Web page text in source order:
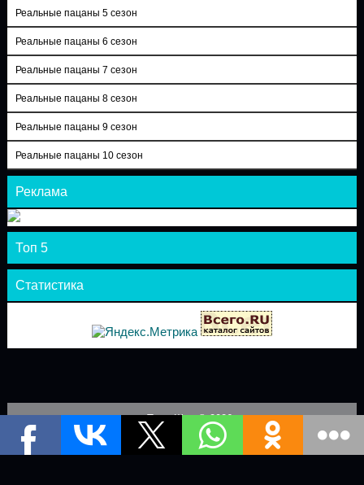
Реальные пацаны 5 сезон
Реальные пацаны 6 сезон
Реальные пацаны 7 сезон
Реальные пацаны 8 сезон
Реальные пацаны 9 сезон
Реальные пацаны 10 сезон
Реклама
Топ 5
Статистика
Теле-Шоу © 2026